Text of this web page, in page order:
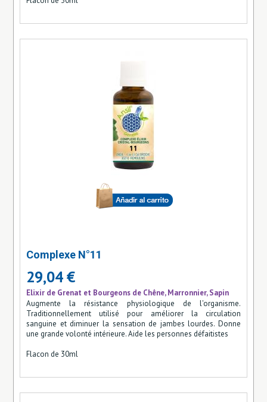
Complexe N°11
29,04 €
Elixir de Grenat et Bourgeons de Chêne, Marronnier, Sapin
Augmente la résistance physiologique de l'organisme.
Traditionnellement utilisé pour améliorer la circulation
sanguine et diminuer la sensation de jambes lourdes. Donne
une grande volonté intérieure. Aide les personnes défaitistes
Flacon de 30ml